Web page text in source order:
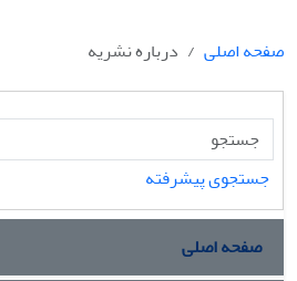
صفحه اصلی درباره نشریه
جستجوی پیشرفته
صفحه اصلی